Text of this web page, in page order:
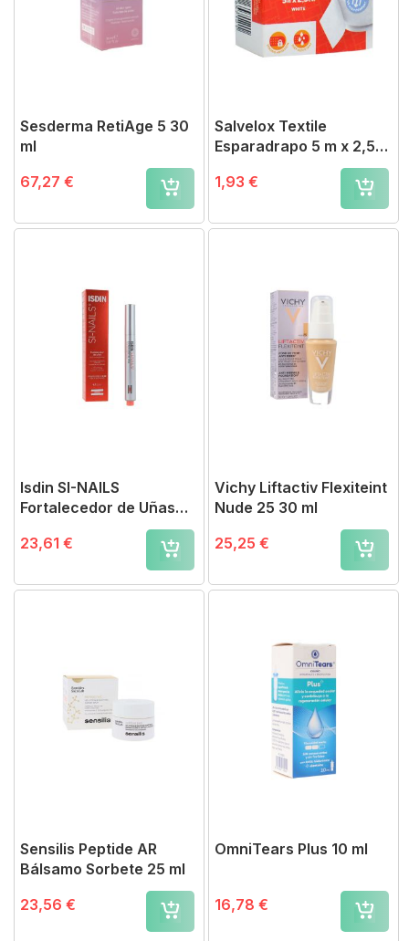
Sesderma RetiAge 5 30
ml
67,27 €
Salvelox Textile
Esparadrapo 5 m x 2,5
1,93 €
Isdin SI-NAILS
Fortalecedor de Uñas
23,61 €
Vichy Liftactiv Flexiteint
Nude 25 30 ml
25,25 €
Sensilis Peptide AR
Bálsamo Sorbete 25 ml
23,56 €
OmniTears Plus 10 ml
16,78 €